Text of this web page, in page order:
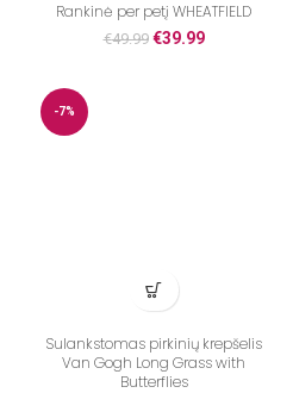
Rankinė per petį WHEATFIELD
€49.99 €39.99
-7%
Sulankstomas pirkinių krepšelis
Van Gogh Long Grass with
Butterflies